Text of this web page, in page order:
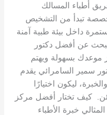
أطباء المسالك
تبدأ من التشخيص
داخل بيئة طبية آمنة
عن أفضل دكتور
بسهولة ويهتم
سمير السامرائي يقدم
ليكون اختيارًا
كيف تختار أفضل مركز
خبرة الأطباء